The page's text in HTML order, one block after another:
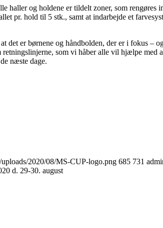
haller og holdene er tildelt zoner, som
pr. hold til 5 stk., samt at indarbejde et
det er børnene og håndbolden, der er i fokus –
som vi håber alle vil hjælpe
næste dage.
2020/08/MS-CUP-logo.png 685 731
d. 29-30. august